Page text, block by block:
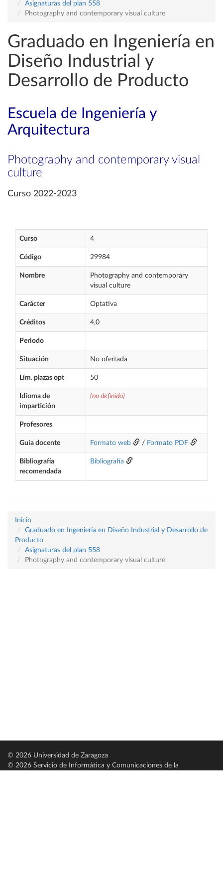
Asignaturas del plan 558
Photography and contemporary visual culture
Graduado en Ingeniería en
Diseño Industrial y
Desarrollo de Producto
Escuela de Ingeniería y
Arquitectura
Photography and contemporary visual
culture
Curso 2022-2023
Curso 4
Código 29984
Nombre
Photography and contemporary
visual culture
Carácter Optativa
Créditos 4,0
Periodo
Situación No ofertada
Lím. plazas opt 50
Idioma de
impartición
(no definido)
Profesores
Guía docente Formato web / Formato PDF
Bibliografía
recomendada
Bibliografía
Inicio
Graduado en Ingeniería en Diseño Industrial y Desarrollo de
Producto
Asignaturas del plan 558
Photography and contemporary visual culture
© 2026 Universidad de Zaragoza
© 2026 Servicio de Informática y Comunicaciones de la